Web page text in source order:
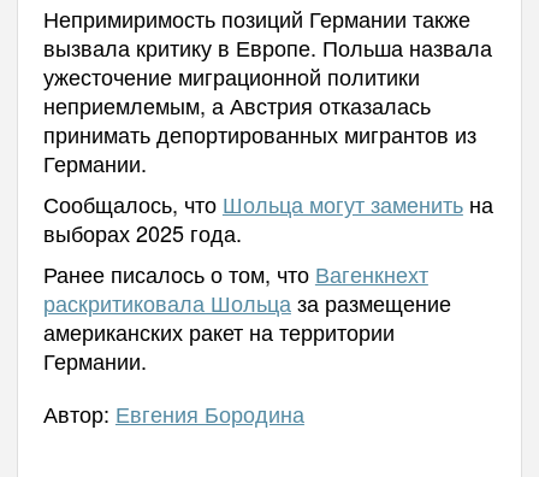
Непримиримость позиций Германии также
вызвала критику в Европе. Польша назвала
ужесточение миграционной политики
неприемлемым, а Австрия отказалась
принимать депортированных мигрантов из
Германии.
Сообщалось, что Шольца могут заменитьна
выборах 2025 года.
Ранее писалось о том, что Вагенкнехт
раскритиковала Шольца за размещение
американских ракет на территории
Германии.
Автор: Евгения Бородина